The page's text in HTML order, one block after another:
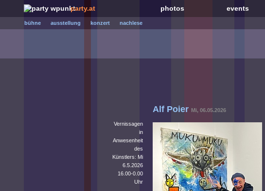
party.at photos events
bühne ausstellung konzert nachlese
Alf Poier Mi, 06.05.2026
Vernissagen
in
Anwesenheit
des
Künstlers: Mi
6.5.2026
16.00-0.00
Uhr